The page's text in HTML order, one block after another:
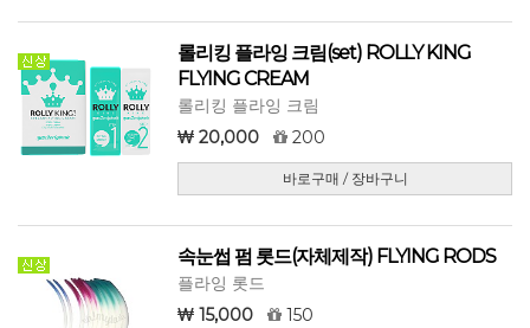
롤리킹 플라잉 크림(set) ROLLY KING
FLYING CREAM
롤리킹 플라잉 크림
20,000
200
바로구매 / 장바구니
속눈썹 펌 롯드(자체제작) FLYING RODS
플라잉 롯드
15,000
150